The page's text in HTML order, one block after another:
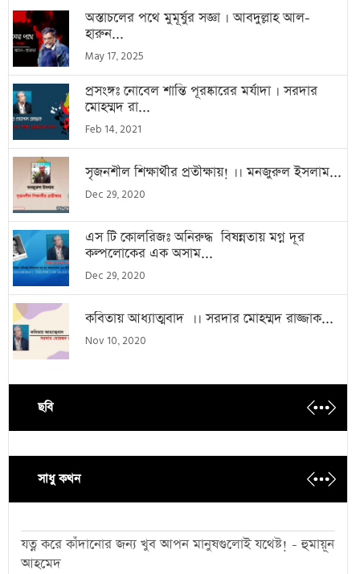
অস্তাচলের পথে মুমূর্ষুর সজ্ঞা । আবদুল্লাহ আল-
হারুন...
May 17, 2025
প্রসংঙ্গঃ নোবেল শান্তি পূরষ্কারের মর্যাদা । সরদার
মোহম্মদ রা...
Feb 14, 2021
সৃজনশীল শিক্ষার্থীর প্রতীক্ষায়! ।। মনজুরুল ইসলাম...
Dec 29, 2020
এস টি কোলরিজঃ অনিরুদ্ধ বিষন্নতায় মগ্ন দূর
কল্পলোকের এক অসাম...
Dec 29, 2020
কবিতায় আধ্যাত্মবাদ ।। সরদার মোহম্মদ রাজ্জাক...
Nov 10, 2020
ছবি
সাধু কথন
যত্ন করে কাঁদানোর জন্য খুব আপন মানুষগুলোই যথেষ্ট! - হুমায়ূন
আহমেদ